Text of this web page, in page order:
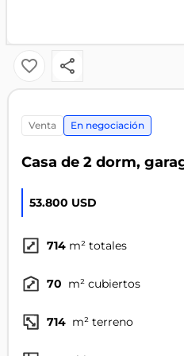
venta En negociación
Casa de 2 dorm,
53.800 USD
714 m² totales
70 m² cubiertos
714 m² terreno